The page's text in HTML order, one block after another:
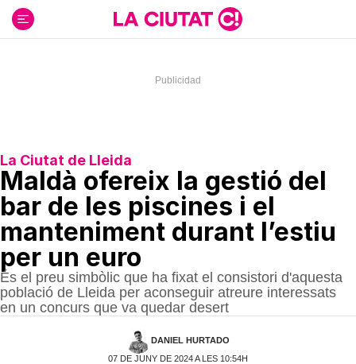
contenido
La Ciutat de Lleida
Maldà ofereix la gestió del
bar de les piscines i el
manteniment durant l’estiu
per un euro
És el preu simbòlic que ha fixat el consistori d'aquesta
població de Lleida per aconseguir atreure interessats
en un concurs que va quedar desert
DANIEL HURTADO
07 DE JUNY DE 2024 A LES 10:54H